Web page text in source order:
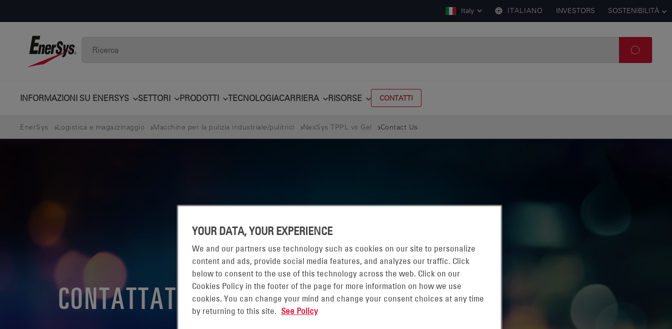
Italy ITALIANO INVESTORS SOSTENIBILITÀ
INFORMAZIONI SU ENERSYS SETTORI PRODOTTI TECNOLOGIACARRIERA RISORSE CONTATTI
EnerSys Logistica e magazzinaggio Macchine per la pulizia industriale/pulitrici NexSys TPPL vs Gel Contact Us
CONTATTATECI
YOUR DATA, YOUR EXPERIENCE
We and our partners use technology such as cookies on our site to personalize
content and ads, provide social media features, and analyzes our traffic. Click
below to consent to the use of this technology across the web. Click on our
Cookies Policy in the footer of the page for more information on how we use
cookies. You can change your mind and change your consent choices at any time
by returning to this site. See Policy